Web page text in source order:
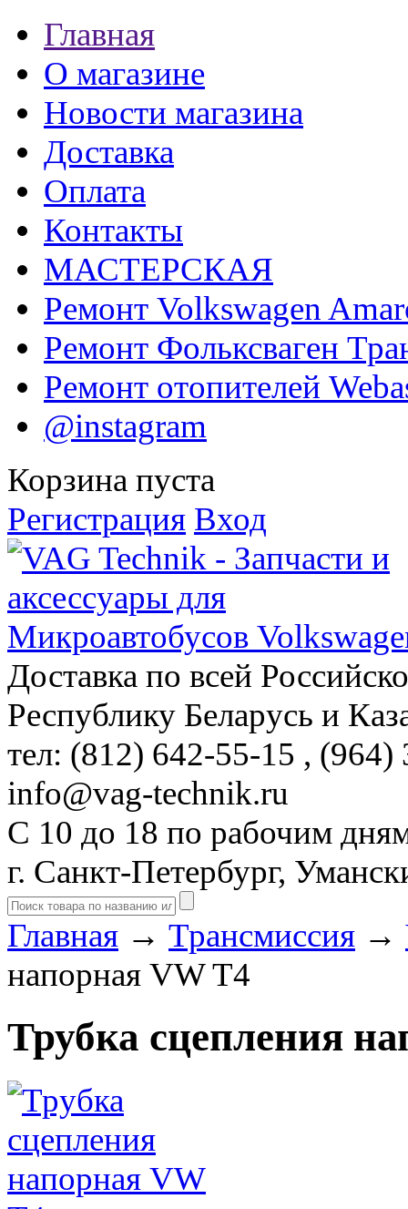
Главная
О магазине
Новости магазина
Доставка
Оплата
Контакты
МАСТЕРСКАЯ
Ремонт Volkswagen
Ремонт Фольксваген
Ремонт отопителей
@instagram
Корзина пуста
Регистрация Вход
Доставка по всей
Республику Беларусь и
тел: (812) 642-55-15 , (964)
info@vag-technik.ru
С 10 до 18 по рабочим
г. Санкт-Петербург,
Главная → Трансмиссия →
напорная VW T4
Трубка сцепления